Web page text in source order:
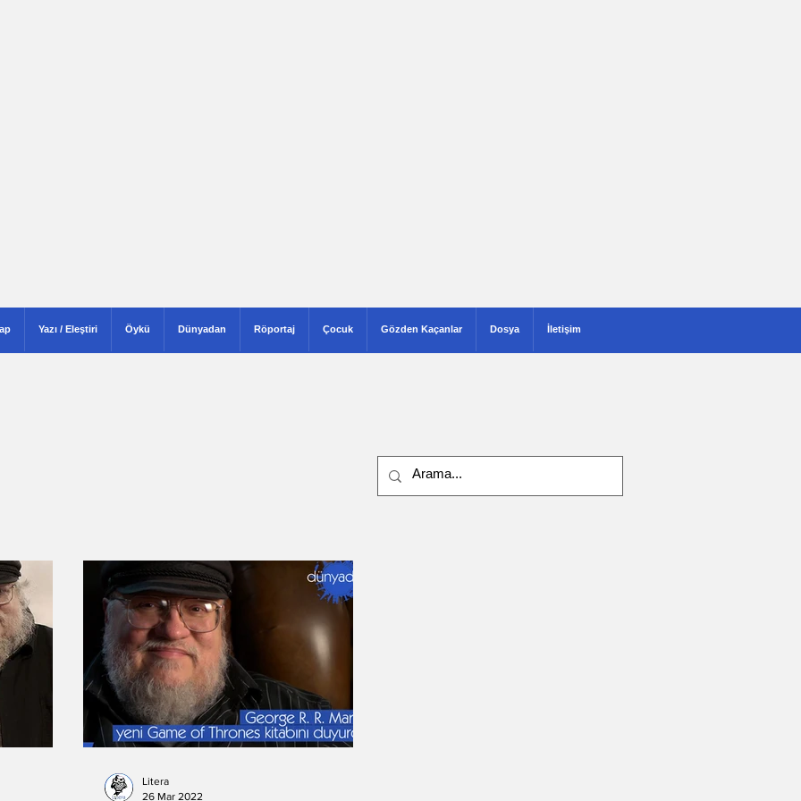
Dünya Yeni Çıkanlar ayin-yazari
-Oylum Yılmaz Dergi -Mahir Ünsal Eriş
-Doğuş Sarpkaya -Haziran Düzkan
Hükümenoğlu -Seda Ateş
Litera
26 Mar 2022
Yazı / Eleştiri Öykü Dünyadan Röportaj Çocuk Gözden Kaçanlar Dosya İletişim